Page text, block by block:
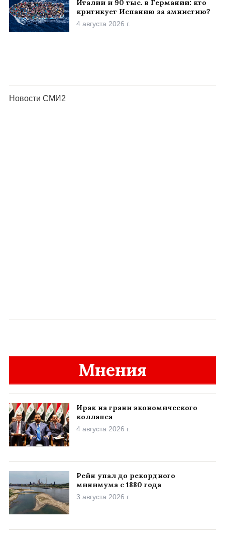
Италии и 90 тыс. в Германии: кто
критикует Испанию за амнистию?
4 августа 2026 г.
Мнения
Ирак на грани экономического
коллапса
4 августа 2026 г.
Рейн упал до рекордного
минимума с 1880 года
3 августа 2026 г.